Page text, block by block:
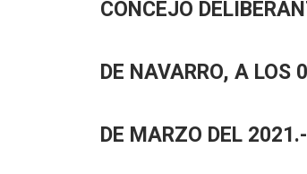
CONCEJO
DE NAVARRO, A LOS
DE MARZO DEL 2021.-